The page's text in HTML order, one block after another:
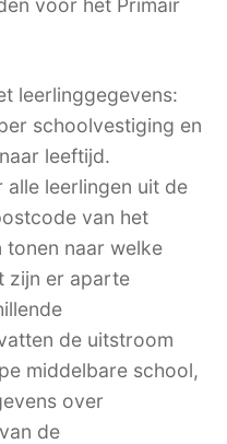
voor het Primair
leerlinggegevens:
schoolvestiging en
leeftijd.
leerlingen uit de
van het
tonen naar welke
zijn er aparte
de uitstroom
middelbare school,
over
de